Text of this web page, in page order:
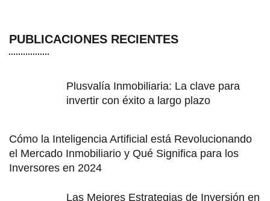
PUBLICACIONES RECIENTES
Plusvalía Inmobiliaria: La clave para
invertir con éxito a largo plazo
Cómo la Inteligencia Artificial está Revolucionando
el Mercado Inmobiliario y Qué Significa para los
Inversores en 2024
Las Mejores Estrategias de Inversión en